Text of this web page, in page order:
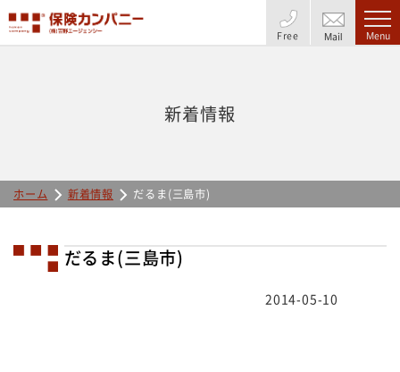
Free Mail Menu
新着情報
ホーム 新着情報 だるま(三島市)
だるま(三島市)
2014-05-10